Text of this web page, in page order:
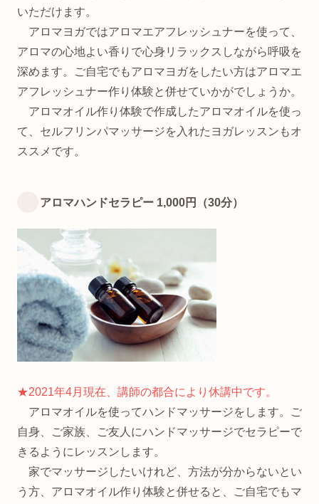
いただけます。
アロマヨガではアロマエアフレッシュナーを使って、
アロマの心地よい香りで心身リラックスしながら呼吸を
深めます。ご自宅でもアロマヨガをしたい方はアロマエ
アフレッシュナー作り体験と併せていかがでしょうか。
アロマオイル作り体験で作成したアロマオイルを使っ
て、セルフリンパマッサージを入れたヨガレッスンもオ
ススメです。
アロマハンドセラピー 1,000円（30分）
★2021年4月現在、講師の都合により休講中です。
アロマオイルを使ってハンドマッサージをします。ご
自身、ご家族、ご友人にハンドマッサージでセラピーで
きるようにレッスンします。
家でマッサージしたいけれど、方法が分からないとい
う方、アロマオイル作り体験と併せると、ご自宅でもマ